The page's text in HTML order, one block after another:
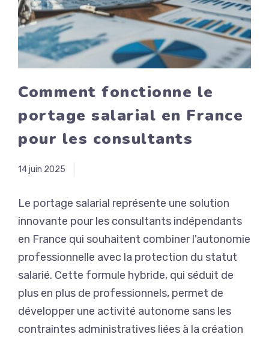
Comment fonctionne le
portage salarial en France
pour les consultants
14 juin 2025
Le portage salarial représente une solution
innovante pour les consultants indépendants
en France qui souhaitent combiner l'autonomie
professionnelle avec la protection du statut
salarié. Cette formule hybride, qui séduit de
plus en plus de professionnels, permet de
développer une activité autonome sans les
contraintes administratives liées à la création